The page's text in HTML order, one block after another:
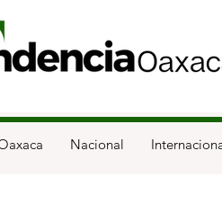
Nacional